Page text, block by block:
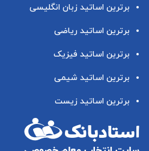
برترین اساتید زبان انگلیسی
برترین اساتید ریاضی
برترین اساتید فیزیک
برترین اساتید شیمی
برترین اساتید زیست